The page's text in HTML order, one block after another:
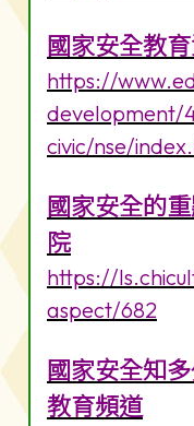
國家安全教
https://
development/
civic/nse/
國家安全的
院
https://
aspect/682
國家安全知
教育頻道